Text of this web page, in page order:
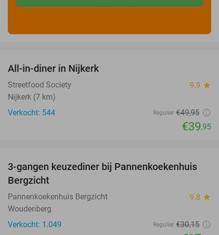
All-in-diner in Nijkerk
Streetfood Society 9.9 star
Nijkerk (7 km)
Verkocht: 544
Regulier €49,95
€39,95
42%
3-gangen keuzediner bij Pannenkoekenhuis
Bergzicht
Pannenkoekenhuis Bergzicht 9.8 star
Woudenberg
Verkocht: 1.049
Regulier €30,15